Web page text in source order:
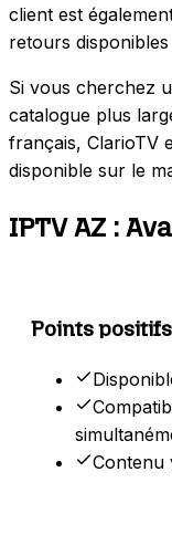
client est
retours disponibles
Si vous cherchez
catalogue plus
français, ClarioTV
disponible sur le
IPTV AZ :
Points positifs
Contenu